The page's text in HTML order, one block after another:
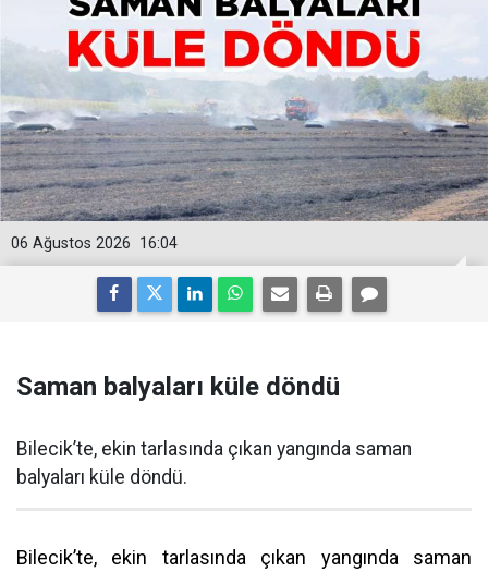
16:04
06 Ağustos 2026
Saman balyaları küle döndü
Bilecik’te, ekin tarlasında çıkan yangında saman
balyaları küle döndü.
Bilecik’te, ekin tarlasında çıkan yangında saman